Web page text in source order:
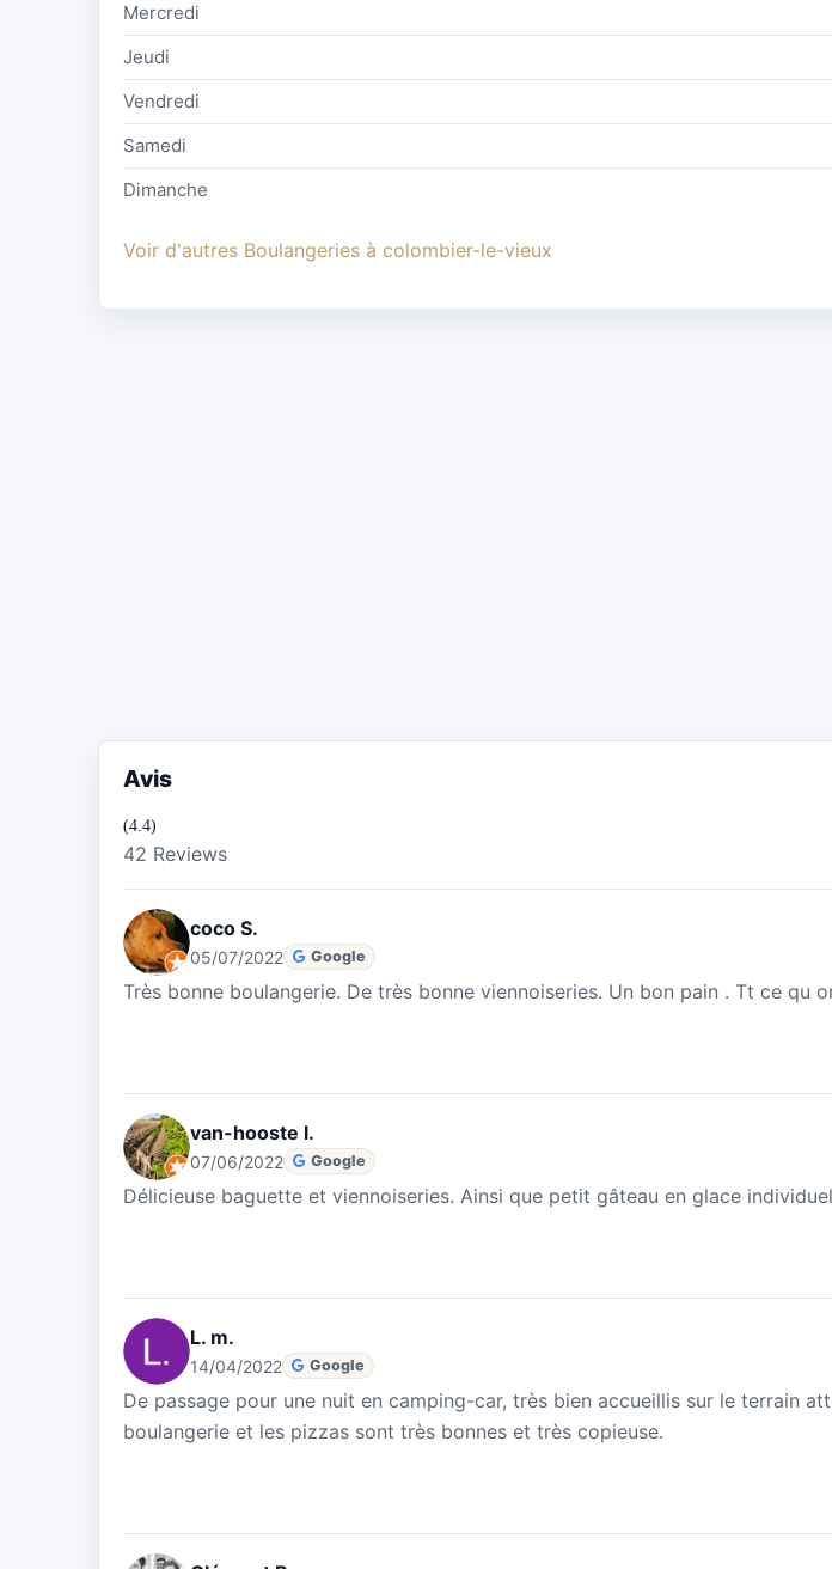
Mercredi
Jeudi
Vendredi
Samedi
Dimanche
Voir d'autres Boulangeries à colombier-le-vieux
Avis
(4.4)
42 Reviews
coco S.
05/07/2022 Google
Très bonne boulangerie. De très bonne viennoiseries. Un bon pain . Tt ce qu
van-hooste l.
07/06/2022 Google
Délicieuse baguette et viennoiseries. Ainsi que petit gâteau en glace
L. m.
14/04/2022 Google
De passage pour une nuit en camping-car, très bien accueillis sur le terrain
boulangerie et les pizzas sont très bonnes et très copieuse.